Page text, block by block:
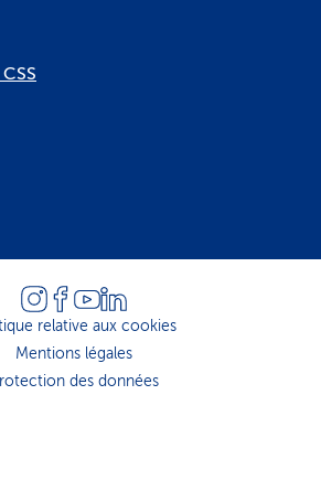
relative aux cookies
Mentions légales
des données